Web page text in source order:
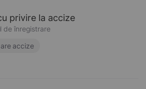
privire la accize
de înregistrare
accize